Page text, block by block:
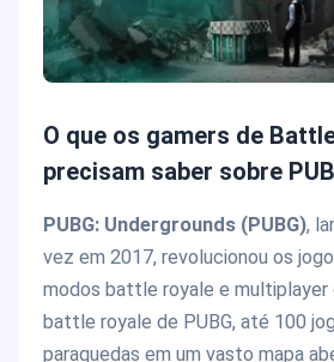
O que os gamers de
precisam saber sobre
PUBG: Undergrounds (PUBG),
vez em 2017, revolucionou os
modos battle royale e multiplayer
battle royale de PUBG, até 100
paraquedas em um vasto mapa